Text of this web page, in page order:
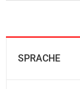
SPRACHE